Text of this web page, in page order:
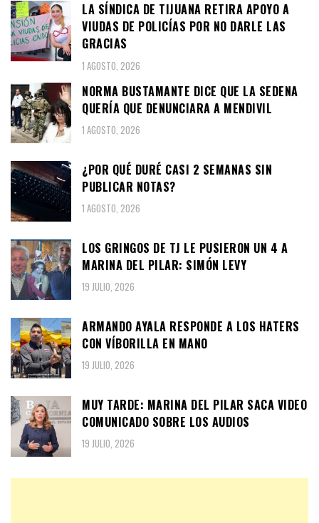
LA SÍNDICA DE TIJUANA RETIRA APOYO A
VIUDAS DE POLICÍAS POR NO DARLE LAS
GRACIAS
1 AGOSTO, 2026
NORMA BUSTAMANTE DICE QUE LA SEDENA
QUERÍA QUE DENUNCIARA A MENDIVIL
1 AGOSTO, 2026
¿POR QUÉ DURÉ CASI 2 SEMANAS SIN
PUBLICAR NOTAS?
1 AGOSTO, 2026
LOS GRINGOS DE TJ LE PUSIERON UN 4 A
MARINA DEL PILAR: SIMÓN LEVY
19 JULIO, 2026
ARMANDO AYALA RESPONDE A LOS HATERS
CON VÍBORILLA EN MANO
19 JULIO, 2026
MUY TARDE: MARINA DEL PILAR SACA VIDEO
COMUNICADO SOBRE LOS AUDIOS
19 JULIO, 2026